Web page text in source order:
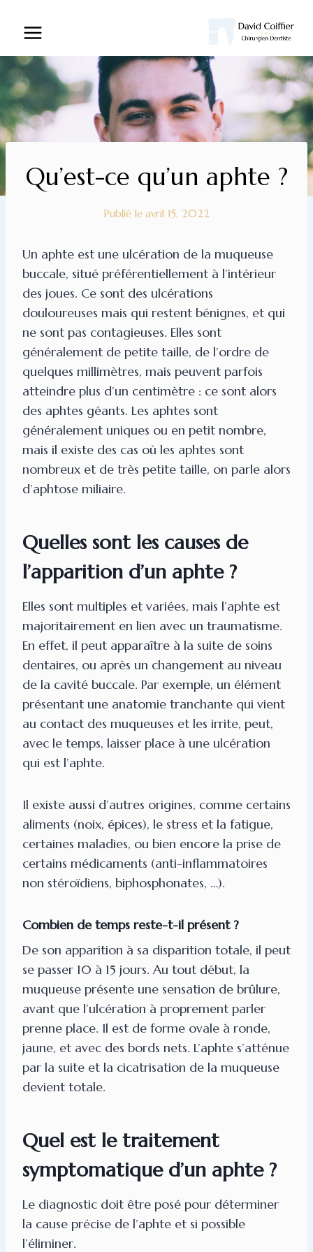
Qu’est-ce qu’un aphte ?
Publié le avril 15, 2022
Un aphte est une ulcération de la muqueuse
buccale, situé préférentiellement à l’intérieur
des joues. Ce sont des ulcérations
douloureuses mais qui restent bénignes, et qui
ne sont pas contagieuses. Elles sont
généralement de petite taille, de l’ordre de
quelques millimètres, mais peuvent parfois
atteindre plus d’un centimètre : ce sont alors
des aphtes géants. Les aphtes sont
généralement uniques ou en petit nombre,
mais il existe des cas où les aphtes sont
nombreux et de très petite taille, on parle alors
d’aphtose miliaire.
Quelles sont les causes de
l’apparition d’un aphte ?
Elles sont multiples et variées, mais l’aphte est
majoritairement en lien avec un traumatisme.
En effet, il peut apparaître à la suite de soins
dentaires, ou après un changement au niveau
de la cavité buccale. Par exemple, un élément
présentant une anatomie tranchante qui vient
au contact des muqueuses et les irrite, peut,
avec le temps, laisser place à une ulcération
qui est l’aphte.
Il existe aussi d’autres origines, comme certains
aliments (noix, épices), le stress et la fatigue,
certaines maladies, ou bien encore la prise de
certains médicaments (anti-inflammatoires
non stéroïdiens, biphosphonates, …).
Combien de temps reste-t-il présent ?
De son apparition à sa disparition totale, il peut
se passer 10 à 15 jours. Au tout début, la
muqueuse présente une sensation de brûlure,
avant que l’ulcération à proprement parler
prenne place. Il est de forme ovale à ronde,
jaune, et avec des bords nets. L’aphte s’atténue
par la suite et la cicatrisation de la muqueuse
devient totale.
Quel est le traitement
symptomatique d’un aphte ?
Le diagnostic doit être posé pour déterminer
la cause précise de l’aphte et si possible
l’éliminer.